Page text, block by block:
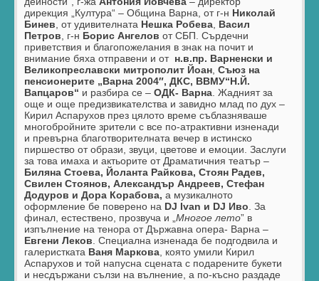
дирекция „Култура“ – Община Варна, от г-н Николай
Бинев , от удивителната Нешка Робева Васил
Петров , г-н Борис Ангелов от СБП. Сърдечни
приветствия и благопожелания в знак на почит и
внимание бяха отправени и от н.в.пр. Варненски и
Великопреславски митрополит Йоан ,Съюз на
пенсионерите „Варна 2004″, ДКС, ВВМУ“Н.Й.
Вапцаров“ и разбира се –ОДК- Варна . Жадният за
още и още предизвикателства и завидно млад по дух –
Кирил Аспарухов през цялото време съблазняваше
многобройните зрители с все по-атрактивни изненади
и превърна благотворителната вечер в истинско
пиршество от образи, звуци, цветове и емоции. Заслуги
за това имаха и актьорите от Драматичния театър –
Биляна Стоева, Йоланта Райкова, Стоян Радев,
Свилен Стоянов, Александър Андреев, Стефан
Додуров и Дора Корабова,а музикалното
оформление бе поверено на DJ Ivan и DJ Иво . За
финал, естествено, прозвуча и „Многое лето” в
изпълнение на тенора от Държавна опера- Варна –
Евгени Леков . Специална изненада бе подгодвила и
галеристката Ваня Маркова , която умили Кирил
Аспарухов и той напусна сцената с подарените букети
и несдържани сълзи на вълнение, а по-късно раздаде